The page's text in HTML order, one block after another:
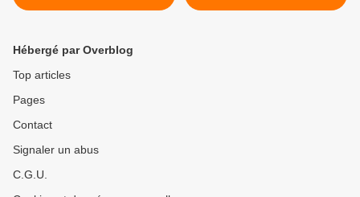
Hébergé par Overblog
Top articles
Pages
Contact
Signaler un abus
C.G.U.